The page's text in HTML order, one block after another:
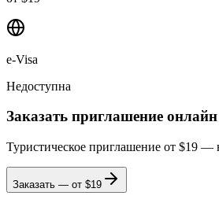
e-Visa
Недоступна
Заказать приглашение онлайн
Туристическое приглашение от $19 —
Заказать — от $19